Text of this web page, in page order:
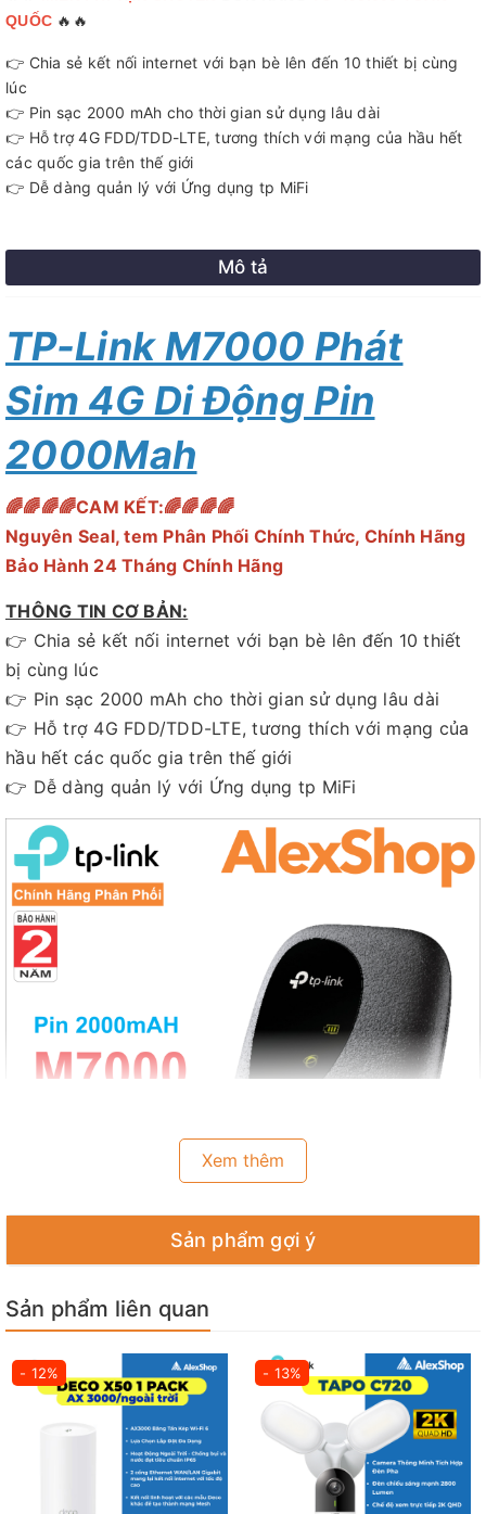
QUỐC 🔥🔥
👉 Chia sẻ kết nối internet với bạn bè lên đến 10 thiết bị cùng
lúc
👉 Pin sạc 2000 mAh cho thời gian sử dụng lâu dài
👉 Hỗ trợ 4G FDD/TDD-LTE, tương thích với mạng của hầu hết
các quốc gia trên thế giới
👉 Dễ dàng quản lý với Ứng dụng tp MiFi
Mô tả
TP-Link M7000 Phát
Sim 4G Di Động Pin
2000Mah
🌈🌈🌈🌈CAM KẾT:🌈🌈🌈🌈
Nguyên Seal, tem Phân Phối Chính Thức, Chính Hãng
Bảo Hành 24 Tháng Chính Hãng
THÔNG TIN CƠ BẢN:
👉 Chia sẻ kết nối internet với bạn bè lên đến 10 thiết
bị cùng lúc
👉 Pin sạc 2000 mAh cho thời gian sử dụng lâu dài
👉 Hỗ trợ 4G FDD/TDD-LTE, tương thích với mạng của
hầu hết các quốc gia trên thế giới
👉 Dễ dàng quản lý với Ứng dụng tp MiFi
THÔNG TIN CHI TIẾT
👉 Kết Nối Mọi Lúc Mọi Nơi: Wi-Fi Di Động LTE M7000
👉 Kết Nối Nhanh Hơn - Hỗ Trợ Tốt Hơn: M7000 hỗ trợ
mạng 4G FDD/TDD-LTE thế hệ mới nhất, cung cấp kết
nối Wi-Fi di động thuận tiện. Giờ đây, bạn có thể tận
hưởng video HD online mượt mà, tải về tập tin tốc độ
cao, thực hiện những cuộc gọi video chất lượng cao ở
Xem thêm
Sản phẩm gợi ý
Sản phẩm liên quan
- 12% - 13%